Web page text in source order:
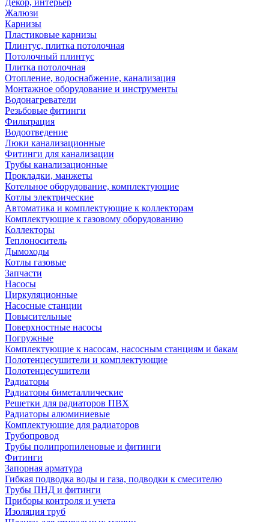
Декор, интерьер
Жалюзи
Карнизы
Пластиковые карнизы
Плинтус, плитка потолочная
Потолочный плинтус
Плитка потолочная
Отопление, водоснабжение, канализация
Монтажное оборудование и инструменты
Водонагреватели
Резьбовые фитинги
Фильтрация
Водоотведение
Люки канализационные
Фитинги для канализации
Трубы канализационные
Прокладки, манжеты
Котельное оборудование, комплектующие
Котлы электрические
Автоматика и комплектующие к коллекторам
Комплектующие к газовому оборудованию
Коллекторы
Теплоноситель
Дымоходы
Котлы газовые
Запчасти
Насосы
Циркуляционные
Насосные станции
Повысительные
Поверхностные насосы
Погружные
Комплектующие к насосам, насосным станциям и бакам
Полотенцесушители и комплектующие
Полотенцесушители
Радиаторы
Радиаторы биметаллические
Решетки для радиаторов ПВХ
Радиаторы алюминиевые
Комплектующие для радиаторов
Трубопровод
Трубы полипропиленовые и фитинги
Фитинги
Запорная арматура
Гибкая подводка воды и газа, подводки к смесителю
Трубы ПНД и фитинги
Приборы контроля и учета
Изоляция труб